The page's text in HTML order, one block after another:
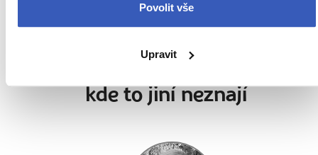
Povolit vše
Upravit
kde to jiní neznají